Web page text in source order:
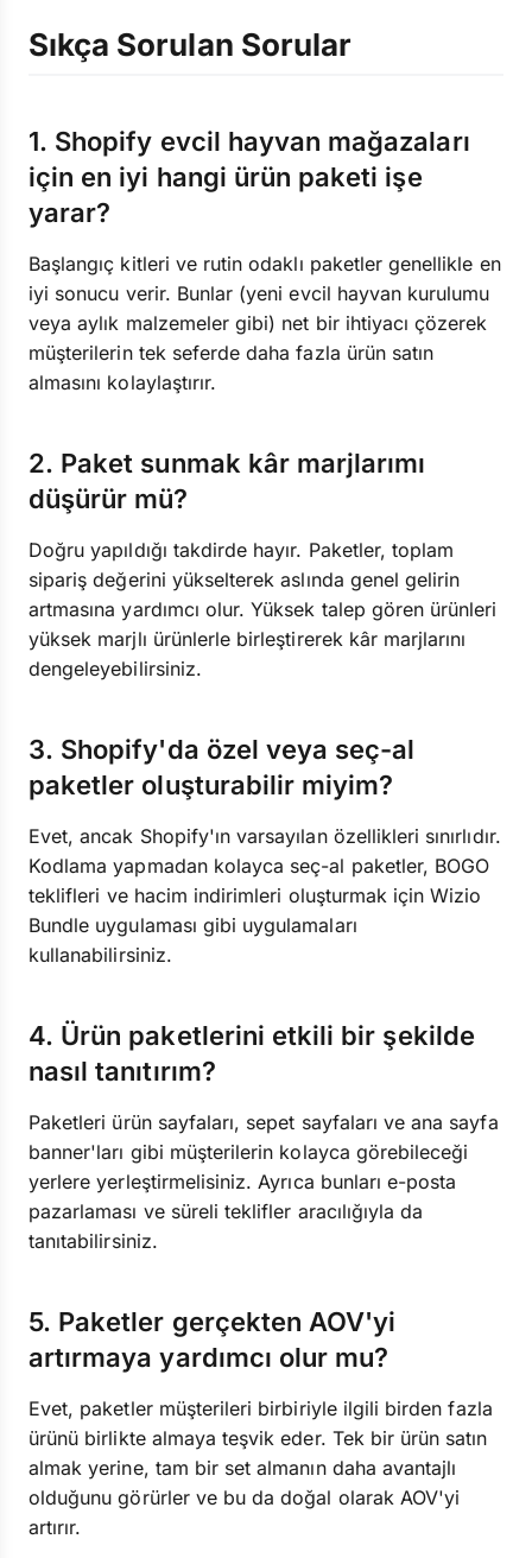
Sıkça Sorulan Sorular
1. Shopify evcil hayvan mağazaları
için en iyi hangi ürün paketi işe
yarar?
Başlangıç kitleri ve rutin odaklı paketler genellikle en
iyi sonucu verir. Bunlar (yeni evcil hayvan kurulumu
veya aylık malzemeler gibi) net bir ihtiyacı çözerek
müşterilerin tek seferde daha fazla ürün satın
almasını kolaylaştırır.
2. Paket sunmak kâr marjlarımı
düşürür mü?
Doğru yapıldığı takdirde hayır. Paketler, toplam
sipariş değerini yükselterek aslında genel gelirin
artmasına yardımcı olur. Yüksek talep gören ürünleri
yüksek marjlı ürünlerle birleştirerek kâr marjlarını
dengeleyebilirsiniz.
3. Shopify'da özel veya seç-al
paketler oluşturabilir miyim?
Evet, ancak Shopify'ın varsayılan özellikleri sınırlıdır.
Kodlama yapmadan kolayca seç-al paketler, BOGO
teklifleri ve hacim indirimleri oluşturmak için Wizio
Bundle uygulaması gibi uygulamaları
kullanabilirsiniz.
4. Ürün paketlerini etkili bir şekilde
nasıl tanıtırım?
Paketleri ürün sayfaları, sepet sayfaları ve ana sayfa
banner'ları gibi müşterilerin kolayca görebileceği
yerlere yerleştirmelisiniz. Ayrıca bunları e-posta
pazarlaması ve süreli teklifler aracılığıyla da
tanıtabilirsiniz.
5. Paketler gerçekten AOV'yi
artırmaya yardımcı olur mu?
Evet, paketler müşterileri birbiriyle ilgili birden fazla
ürünü birlikte almaya teşvik eder. Tek bir ürün satın
almak yerine, tam bir set almanın daha avantajlı
olduğunu görürler ve bu da doğal olarak AOV'yi
artırır.